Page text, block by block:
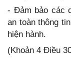
- Đảm bảo các
an toàn thông
hiện hành.
(Khoản 4 Điều